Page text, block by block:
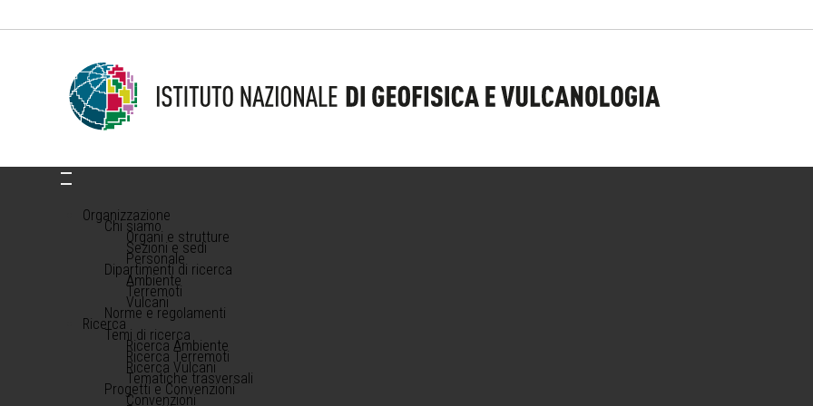
Organizzazione
Chi siamo
Organi e strutture
Sezioni e sedi
Personale
Dipartimenti di ricerca
Ambiente
Terremoti
Vulcani
Norme e regolamenti
Ricerca
Temi di ricerca
Ricerca Ambiente
Ricerca Terremoti
Ricerca Vulcani
Tematiche trasversali
Progetti e Convenzioni
Convenzioni